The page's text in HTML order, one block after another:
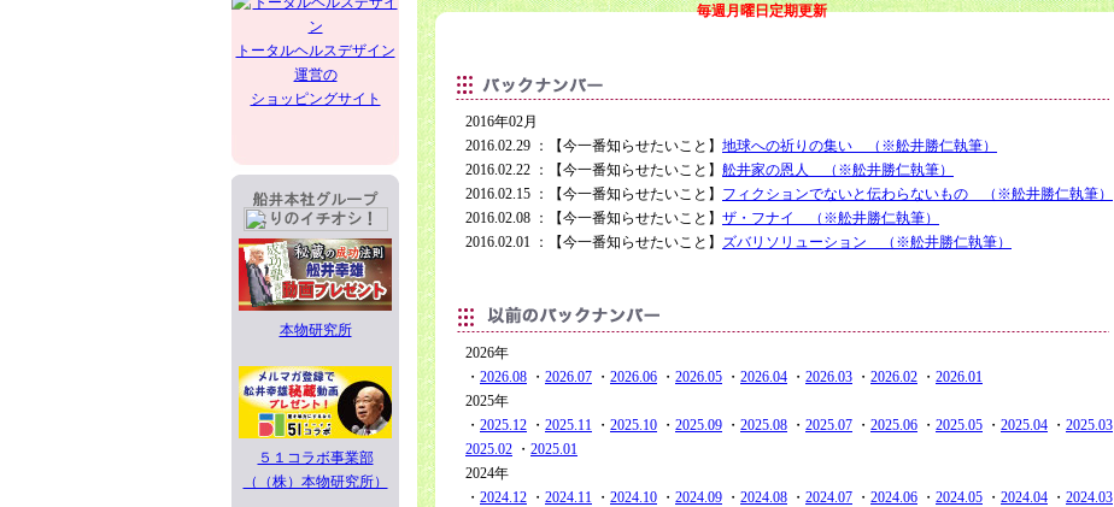
トータルヘルスデザイン
運営の
ショッピングサイト
本物研究所
５１コラボ事業部
（（株）本物研究所）
毎週月曜日定期更新
2016年02月
2016.02.29 ：【今一番知らせたいこと】 地球への祈りの集い （※舩井勝仁執筆）
2016.02.22 ：【今一番知らせたいこと】 舩井家の恩人 （※舩井勝仁執筆）
2016.02.15 ：【今一番知らせたいこと】 フィクションでないと伝わらないもの （※舩井勝仁執筆）
2016.02.08 ：【今一番知らせたいこと】 ザ・フナイ （※舩井勝仁執筆）
2016.02.01 ：【今一番知らせたいこと】 ズバリソリューション （※舩井勝仁執筆）
2026年
・ 2026.08 ・ 2026.07 ・ 2026.06 ・ 2026.05 ・ 2026.04 ・ 2026.03 ・ 2026.02 ・ 2026.01
2025年
・ 2025.12 ・ 2025.11 ・ 2025.10 ・ 2025.09 ・ 2025.08 ・ 2025.07 ・ 2025.06 ・ 2025.05 ・ 2025.04 ・ 2025.03
2025.02 ・ 2025.01
2024年
・ 2024.12 ・ 2024.11 ・ 2024.10 ・ 2024.09 ・ 2024.08 ・ 2024.07 ・ 2024.06 ・ 2024.05 ・ 2024.04 ・ 2024.03